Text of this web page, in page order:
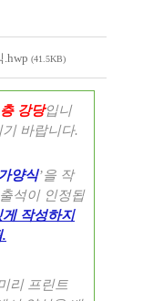
.hwp (41.5KB)
강당입니
바랍니다.
양식’을 작
석이 인정됩
작성하지
리 프린트